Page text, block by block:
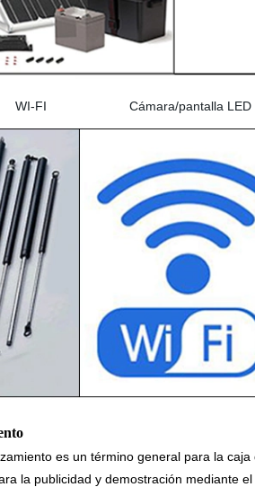
WI-FI Cámara/pantalla
es un término general para la caja
la publicidad y demostración mediante el